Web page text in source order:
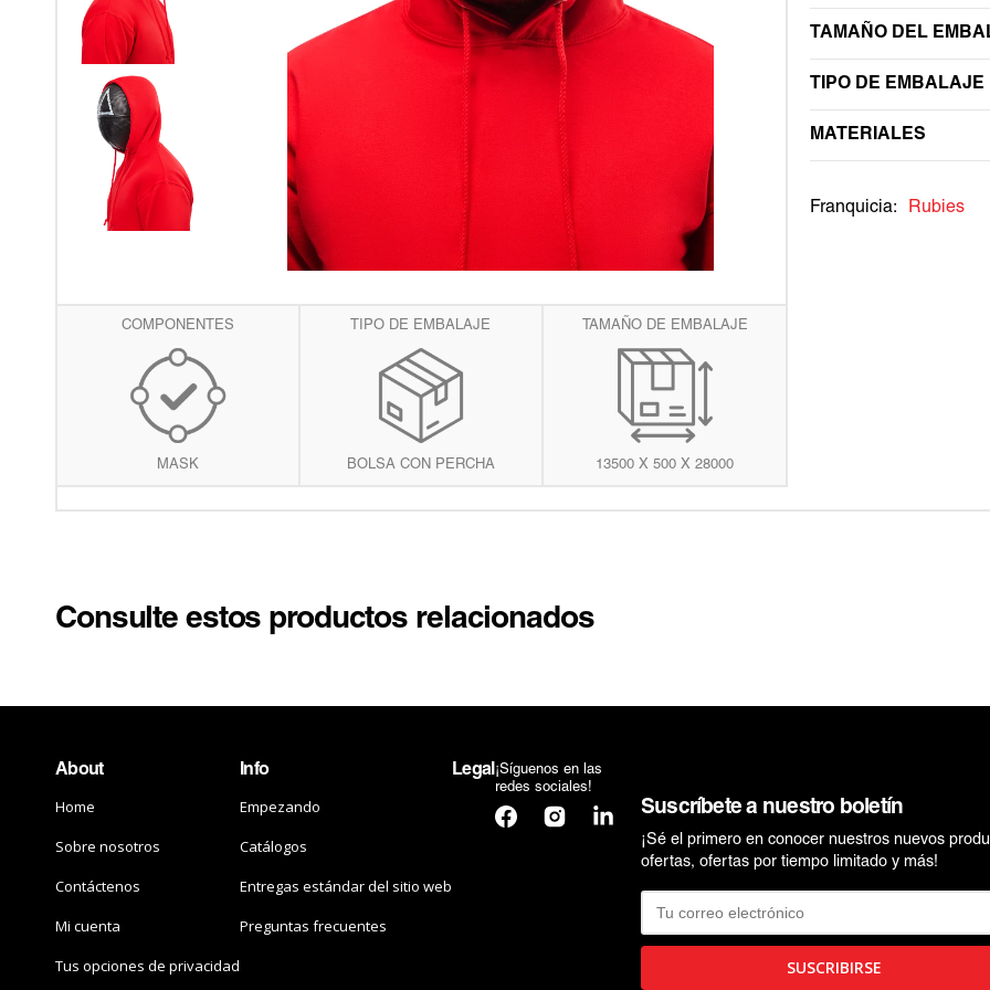
WEDNESDAY
TRANSFORMERS
WEDNESDAY
elemento
multimedia
1
COMPONENTES
MASK
TIPO DE EMBALAJE
BOLSA CON PERCHA
TAMAÑO DE EMBALAJE
13500 X 500 X 28000
TAMAÑO DEL
TIPO DE EMBALAJE
MATERIALES
Franquicia: Rubies
Consulte estos productos relacionados
About
Home
Sobre nosotros
Contáctenos
Mi cuenta
Tus opciones de privacidad
Info
Empezando
Catálogos
Entregas estándar del sitio web
Preguntas frecuentes
Legal ¡Síguenos en las
redes sociales!
FacebookInstagramTranslation
missing:
es.general.social.links.linkedin
Suscríbete a nuestro boletín
¡Sé el primero en conocer nuestros nuevos
ofertas, ofertas por tiempo limitado y más!